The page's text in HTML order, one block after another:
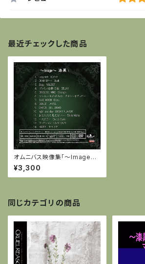
最近チェックした商品
オムニバス映像集「～Image～
漆黒 i」全14曲収録(DVD-C) 特
典付き:オリジナルトートバッグ
¥3,300
同じカテゴリの商品